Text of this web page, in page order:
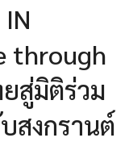
through
สู่มิติร่วม
สงกรานต์